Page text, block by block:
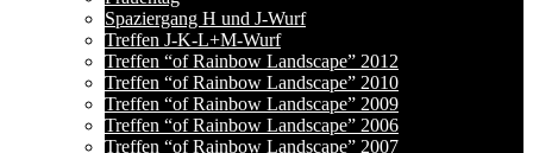
Spaziergang H und J-Wurf
Treffen J-K-L+M-Wurf
Treffen “of Rainbow Landscape” 2012
Treffen “of Rainbow Landscape” 2010
Treffen “of Rainbow Landscape” 2009
Treffen “of Rainbow Landscape” 2006
Treffen “of Rainbow Landscape” 2007